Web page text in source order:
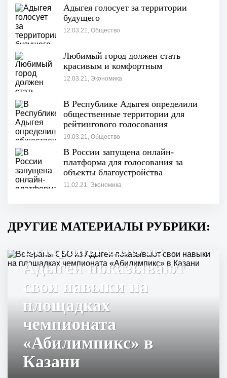
Адыгея голосует за территории
будущего
12.03.21, Общество
Любимый город должен стать
красивым и комфортным
12.03.21, Экономика
В Республике Адыгея определили
общественные территории для
рейтингового голосования
19.03.21, Общество
В России запущена онлайн-
платформа для голосования за
объекты благоустройства
11.02.21, Экономика
ДРУГИЕ МАТЕРИАЛЫ РУБРИКИ:
Ветераны СВО из
Адыгеи показывают
свои навыки на
площадках
чемпионата
«Абилимпикс» в
Казани